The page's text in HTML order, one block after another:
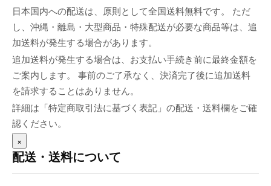
日本国内への配送は、原則として全国送料無料です。 ただ
し、沖縄・離島・大型商品・特殊配送が必要な商品等は、追
加送料が発生する場合があります。
追加送料が発生する場合は、お支払い手続き前に最終金額を
ご案内します。 事前のご了承なく、決済完了後に追加送料
を請求することはありません。
詳細は「特定商取引法に基づく表記」の配送・送料欄をご確
認ください。
×
配送・送料について